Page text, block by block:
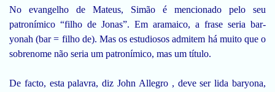
No evangelho de Mateus, Simão é mencionado pelo seu
patronímico “filho de Jonas”. Em aramaico, a frase seria bar-
yonah (bar = filho de). Mas os estudiosos admitem há muito que o
sobrenome não seria um patronímico, mas um título.
De facto, esta palavra, diz John Allegro , deve ser lida baryona,